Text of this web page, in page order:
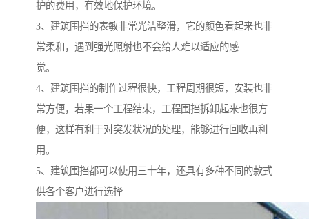
护的费用，有效地保护环境。
3、建筑围挡的表敏非常光洁整滑，它的颜色看起来也非
常柔和，遇到强光照射也不会给人难以适应的感
觉。
4、建筑围挡的制作过程很快，工程周期很短，安装也非
常方便，若果一个工程结束，工程围挡拆卸起来也很方
便，这样有利于对突发状况的处理，能够进行回收再利
用。
5、建筑围挡都可以使用三十年，还具有多种不同的款式
供各个客户进行选择